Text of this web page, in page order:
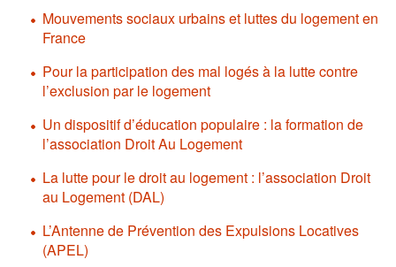
Mouvements sociaux urbains et luttes du logement en
France
Pour la participation des mal logés à la lutte contre
l’exclusion par le logement
Un dispositif d’éducation populaire : la formation de
l’association Droit Au Logement
La lutte pour le droit au logement : l’association Droit
au Logement (DAL)
L’Antenne de Prévention des Expulsions Locatives
(APEL)